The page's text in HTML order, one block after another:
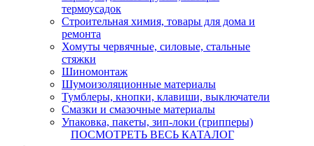
термоусадок
Строительная химия, товары для дома и
ремонта
Хомуты червячные, силовые, стальные
стяжки
Шиномонтаж
Шумоизоляционные материалы
Тумблеры, кнопки, клавиши, выключатели
Смазки и смазочные материалы
Упаковка, пакеты, зип-локи (грипперы)
ПОСМОТРЕТЬ ВЕСЬ КАТАЛОГ